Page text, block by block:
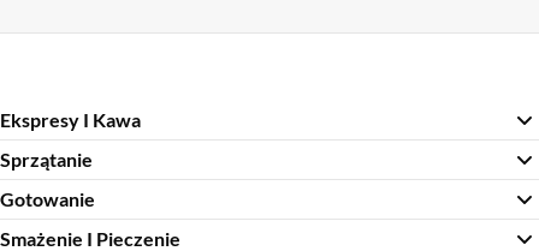
Ekspresy I Kawa
Sprzątanie
Gotowanie
Smażenie I Pieczenie